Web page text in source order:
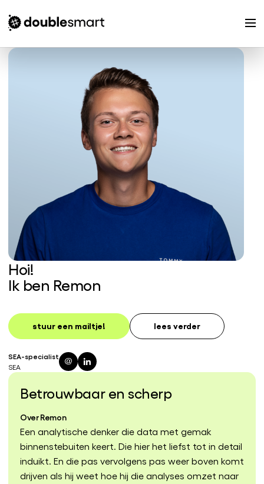
Hoi!
Ik ben Remon
stuur een mailtje! lees verder
SEA-specialist
SEA
Betrouwbaar en scherp
Over Remon
Een analytische denker die data met gemak
binnenstebuiten keert. Die hier het liefst tot in detail
induikt. En die pas vervolgens pas weer boven komt
drijven als hij weet hoe hij die analyses omzet naar